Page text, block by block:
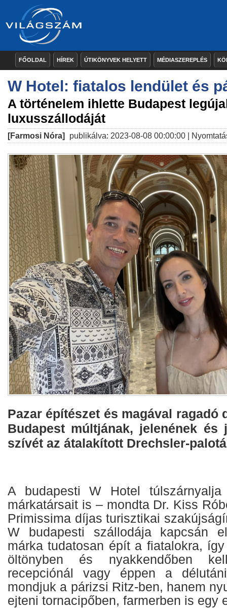
FŐOLDAL HÍREK ÚTIKÖNYVEK HELYETT MÉDIASZEREPLÉS
W Hotel: fiatalos lendület és
A történelem ihlette Budapest
luxusszállodáját
[Farmosi Nóra] publikálva: 2023-08-08 00:00:00 |
Pazar építészet és magával ragadó
Budapest múltjának, jelenének és
szívét az átalakított Drechsler-
A budapesti W Hotel
márkatársait is – mondta Dr. Kiss
Primissima díjas turisztikai
W budapesti szállodája kapcsán
márka tudatosan épít a fiatalokra,
öltönyben és nyakkendőben
recepciónál vagy éppen a
mondjuk a párizsi Ritz-ben, hanem
ejteni tornacipőben, farmerben is egy